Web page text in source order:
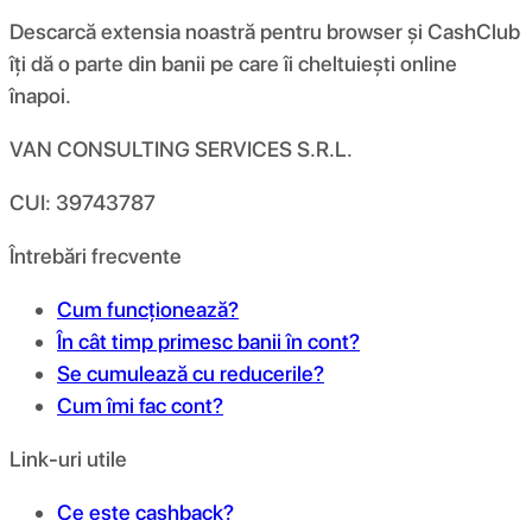
Descarcă extensia noastră pentru browser și CashClub
îți dă o parte din banii pe care îi cheltuiești online
înapoi.
VAN CONSULTING SERVICES S.R.L.
CUI: 39743787
Întrebări frecvente
Cum funcționează?
În cât timp primesc banii în cont?
Se cumulează cu reducerile?
Cum îmi fac cont?
Link-uri utile
Ce este cashback?